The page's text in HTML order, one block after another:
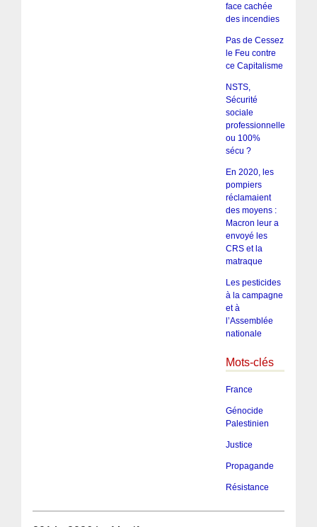
face cachée
des incendies
Pas de Cessez
le Feu contre
ce Capitalisme
NSTS,
Sécurité
sociale
professionnelle
ou 100%
sécu ?
En 2020, les
pompiers
réclamaient
des moyens :
Macron leur a
envoyé les
CRS et la
matraque
Les pesticides
à la campagne
et à
l’Assemblée
nationale
Mots-clés
France
Génocide
Palestinien
Justice
Propagande
Résistance